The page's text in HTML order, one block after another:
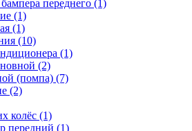
переднего (1)
(1)
(1)
(10)
(1)
(2)
(помпа) (7)
(2)
колёс (1)
передний (1)